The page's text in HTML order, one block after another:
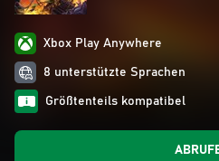
Xbox Play Anywhere
8 unterstützte Sprachen
Größtenteils kompatibel